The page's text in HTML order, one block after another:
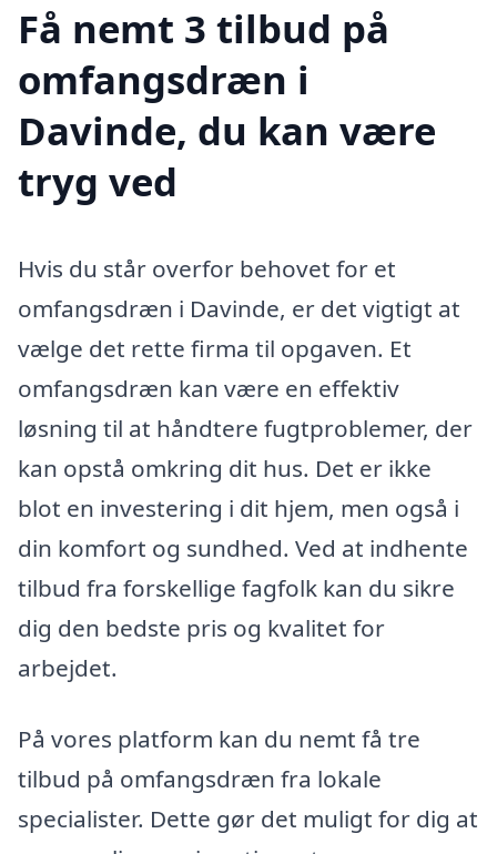
Få nemt 3 tilbud på
omfangsdræn i
Davinde, du kan være
tryg ved
Hvis du står overfor behovet for et
omfangsdræn i Davinde, er det vigtigt at
vælge det rette firma til opgaven. Et
omfangsdræn kan være en effektiv
løsning til at håndtere fugtproblemer, der
kan opstå omkring dit hus. Det er ikke
blot en investering i dit hjem, men også i
din komfort og sundhed. Ved at indhente
tilbud fra forskellige fagfolk kan du sikre
dig den bedste pris og kvalitet for
arbejdet.
På vores platform kan du nemt få tre
tilbud på omfangsdræn fra lokale
specialister. Dette gør det muligt for dig at